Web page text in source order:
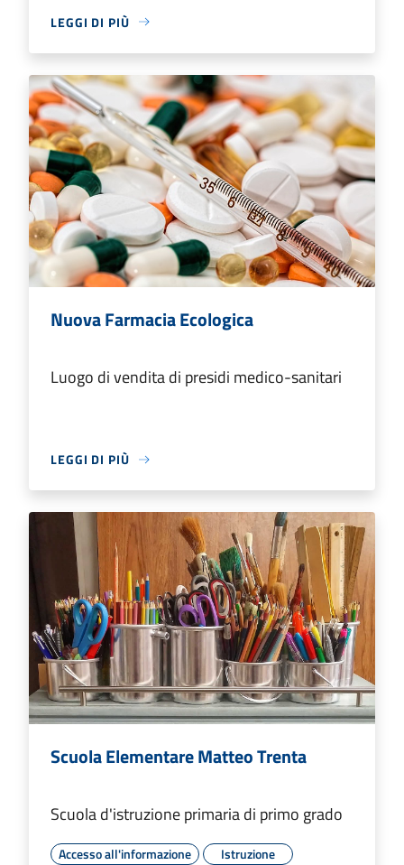
LEGGI DI PIÙ
Nuova Farmacia Ecologica
Luogo di vendita di presidi medico-sanitari
LEGGI DI PIÙ
Scuola Elementare Matteo Trenta
Scuola d'istruzione primaria di primo grado
Accesso all'informazione Istruzione